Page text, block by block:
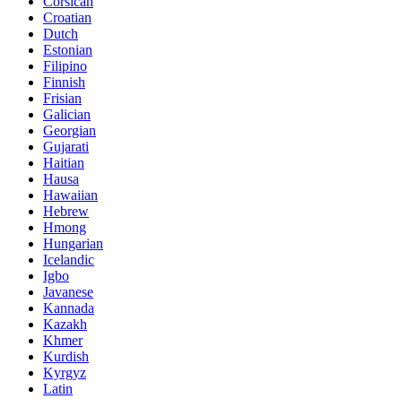
Croatian
Dutch
Estonian
Filipino
Finnish
Frisian
Galician
Georgian
Gujarati
Haitian
Hausa
Hawaiian
Hebrew
Hmong
Hungarian
Icelandic
Igbo
Javanese
Kannada
Kazakh
Khmer
Kurdish
Kyrgyz
Latin